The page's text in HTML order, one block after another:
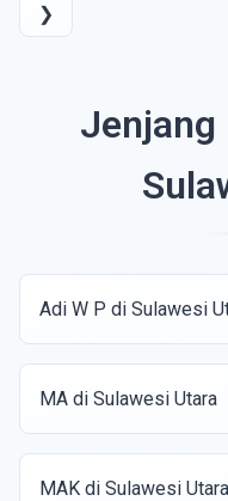
❯
Jenjang
Adi W P di Sulawesi
MA di Sulawesi Utara
MAK di Sulawesi Utara